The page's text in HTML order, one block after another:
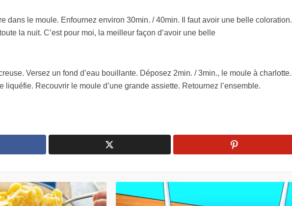
dans le moule. Enfournez environ 30min. / 40min. Il faut avoir une belle coloration.
la nuit. C’est pour moi, la meilleur façon d’avoir une belle
Versez un fond d’eau bouillante. Déposez 2min. / 3min., le moule à charlotte.
liquéfie. Recouvrir le moule d’une grande assiette. Retournez l’ensemble.